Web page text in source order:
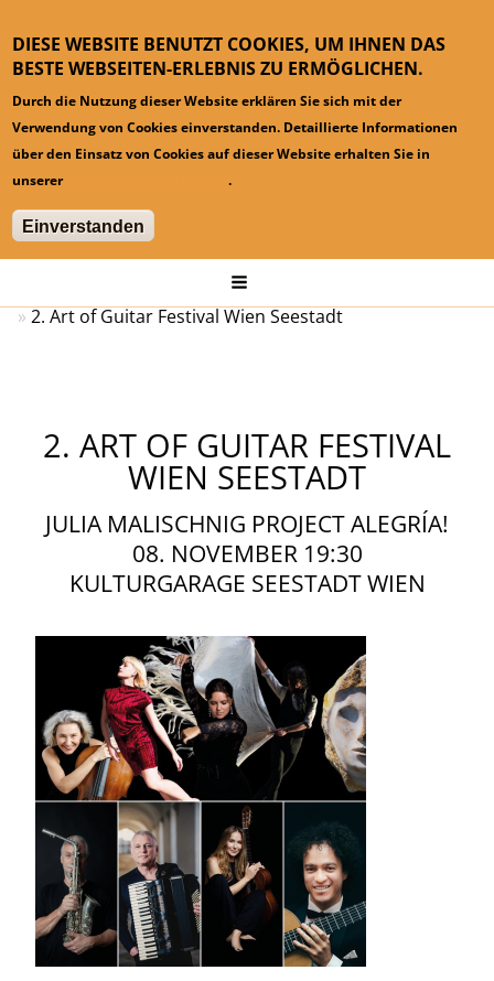
DIESE WEBSITE BENUTZT COOKIES, UM IHNEN DAS
BESTE WEBSEITEN-ERLEBNIS ZU ERMÖGLICHEN.
Durch die Nutzung dieser Website erklären Sie sich mit der
Verwendung von Cookies einverstanden. Detaillierte Informationen
über den Einsatz von Cookies auf dieser Website erhalten Sie in
unserer
Datenschutzinformation.
Einverstanden
2. Art of Guitar Festival Wien Seestadt
2. ART OF GUITAR FESTIVAL
WIEN SEESTADT
JULIA MALISCHNIG PROJECT ALEGRÍA!
08. NOVEMBER 19:30
KULTURGARAGE SEESTADT WIEN